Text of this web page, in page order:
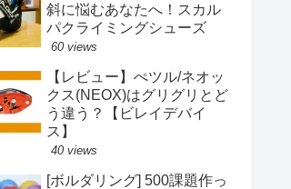
斜に悩むあなたへ！スカル
パクライミングシューズ
60 views
【レビュー】ぺツル/ネオッ
クス(NEOX)はグリグリとど
う違う？【ビレイデバイ
ス】
40 views
[ボルダリング] 500課題作っ